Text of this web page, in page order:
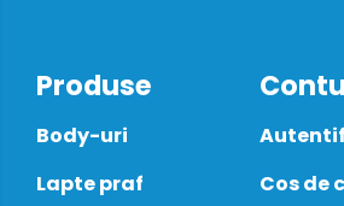
Produse
Body-uri
Lapte praf
Cos de